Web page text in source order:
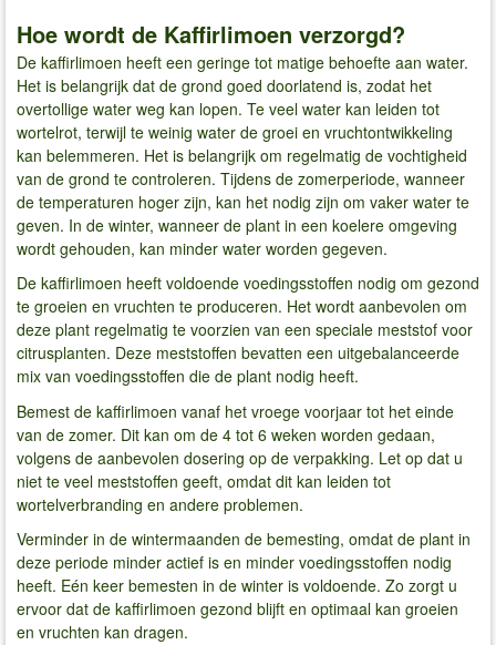
Hoe wordt de Kaffirlimoen verzorgd?
De kaffirlimoen heeft een geringe tot matige behoefte aan water.
Het is belangrijk dat de grond goed doorlatend is, zodat het
overtollige water weg kan lopen. Te veel water kan leiden tot
wortelrot, terwijl te weinig water de groei en vruchtontwikkeling
kan belemmeren. Het is belangrijk om regelmatig de vochtigheid
van de grond te controleren. Tijdens de zomerperiode, wanneer
de temperaturen hoger zijn, kan het nodig zijn om vaker water te
geven. In de winter, wanneer de plant in een koelere omgeving
wordt gehouden, kan minder water worden gegeven.
De kaffirlimoen heeft voldoende voedingsstoffen nodig om gezond
te groeien en vruchten te produceren. Het wordt aanbevolen om
deze plant regelmatig te voorzien van een speciale meststof voor
citrusplanten. Deze meststoffen bevatten een uitgebalanceerde
mix van voedingsstoffen die de plant nodig heeft.
Bemest de kaffirlimoen vanaf het vroege voorjaar tot het einde
van de zomer. Dit kan om de 4 tot 6 weken worden gedaan,
volgens de aanbevolen dosering op de verpakking. Let op dat u
niet te veel meststoffen geeft, omdat dit kan leiden tot
wortelverbranding en andere problemen.
Verminder in de wintermaanden de bemesting, omdat de plant in
deze periode minder actief is en minder voedingsstoffen nodig
heeft. Eén keer bemesten in de winter is voldoende. Zo zorgt u
ervoor dat de kaffirlimoen gezond blijft en optimaal kan groeien
en vruchten kan dragen.